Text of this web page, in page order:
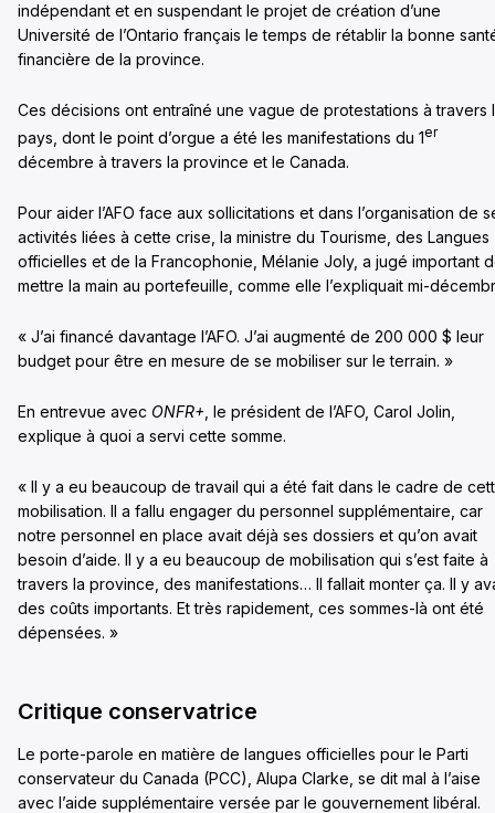
indépendant et en suspendant le projet de création d’une
Université de l’Ontario français le temps de rétablir la bonne
financière de la province.
Ces décisions ont entraîné une vague de protestations à travers
pays, dont le point d’orgue a été les manifestations du 1er
décembre à travers la province et le Canada.
Pour aider l’AFO face aux sollicitations et dans l’organisation de
activités liées à cette crise, la ministre du Tourisme, des Langues
officielles et de la Francophonie, Mélanie Joly, a jugé important
mettre la main au portefeuille, comme elle l’expliquait mi-
« J’ai financé davantage l’AFO. J’ai augmenté de 200 000 $ leur
budget pour être en mesure de se mobiliser sur le terrain. »
En entrevue avec ONFR+ , le président de l’AFO, Carol Jolin,
explique à quoi a servi cette somme.
« Il y a eu beaucoup de travail qui a été fait dans le cadre de
mobilisation. Il a fallu engager du personnel supplémentaire, car
notre personnel en place avait déjà ses dossiers et qu’on avait
besoin d’aide. Il y a eu beaucoup de mobilisation qui s’est faite à
travers la province, des manifestations… Il fallait monter ça. Il y
des coûts importants. Et très rapidement, ces sommes-là ont été
dépensées. »
Critique conservatrice
Le porte-parole en matière de langues officielles pour le Parti
conservateur du Canada (PCC), Alupa Clarke, se dit mal à l’aise
avec l’aide supplémentaire versée par le gouvernement libéral.